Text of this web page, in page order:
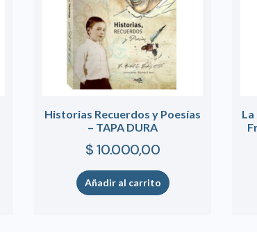
Historias Recuerdos y Poesías
– TAPA DURA
$10.000,00
Añadir al carrito